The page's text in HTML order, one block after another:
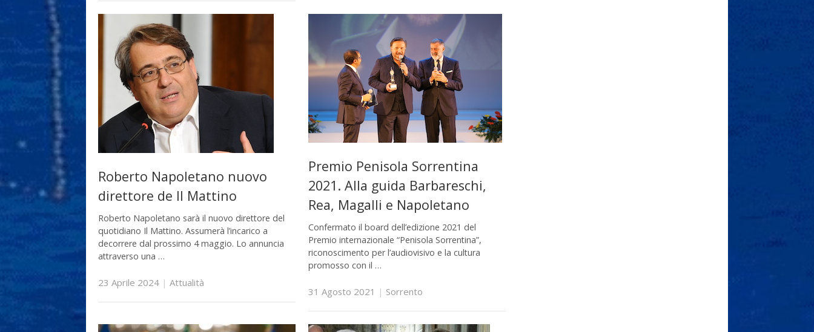
Roberto Napoletano nuovo
direttore de Il Mattino
Roberto Napoletano sarà il nuovo direttore del
quotidiano Il Mattino. Assumerà l’incarico a
decorrere dal prossimo 4 maggio. Lo annuncia
attraverso una …
23 Aprile 2024 | Attualità
Premio Penisola Sorrentina
2021. Alla guida Barbareschi,
Rea, Magalli e Napoletano
Confermato il board dell’edizione 2021 del
Premio internazionale “Penisola Sorrentina”,
riconoscimento per l’audiovisivo e la cultura
promosso con il …
31 Agosto 2021 | Sorrento